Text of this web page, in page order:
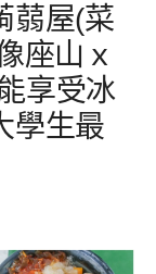
蒻屋(菜
座山ｘ
享受冰
學生最